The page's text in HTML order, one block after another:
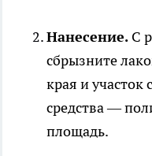
Нанесение. С
сбрызните
края и
средства —
площадь.